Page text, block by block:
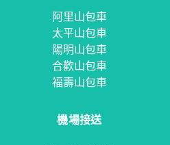
阿里山包車
太平山包車
陽明山包車
合歡山包車
福壽山包車
機場接送